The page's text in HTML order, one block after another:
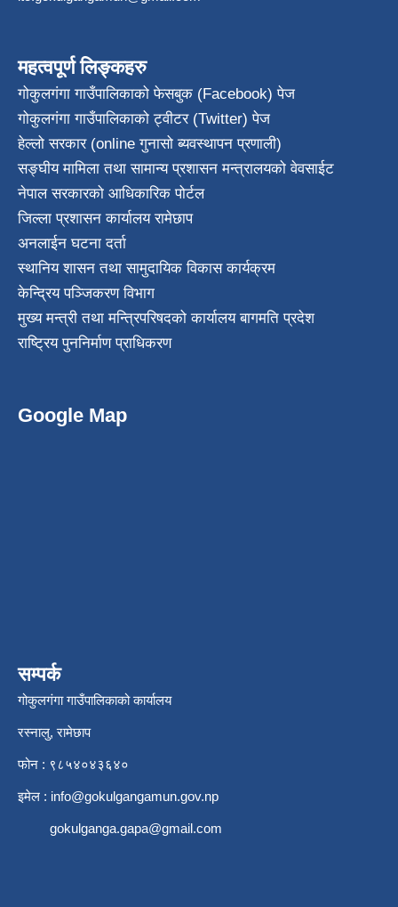
महत्वपूर्ण लिङ्कहरु
गोकुलगंगा गाउँपालिकाको फेसबुक (Facebook) पेज
गोकुलगंगा गाउँपालिकाको ट्वीटर (Twitter) पेज
हेल्लो सरकार (online गुनासो ब्यवस्थापन प्रणाली)
सङ्घीय मामिला तथा सामान्य प्रशासन मन्त्रालयको वेवसाईट
नेपाल सरकारको आधिकारिक पोर्टल
जिल्ला प्रशासन कार्यालय रामेछाप
अनलाईन घटना दर्ता
स्थानिय शासन तथा सामुदायिक विकास कार्यक्रम
केन्द्रिय पञ्जिकरण विभाग
मुख्य मन्त्री तथा मन्त्रिपरिषदको कार्यालय बागमति प्रदेश
राष्ट्रिय पुननिर्माण प्राधिकरण
Google Map
सम्पर्क
गोकुलगंगा गाउँपालिकाको कार्यालय
रस्नालु, रामेछाप
फोन : ९८५४०४३६४०
इमेल : info@gokulgangamun.gov.np
gokulganga.gapa@gmail.com